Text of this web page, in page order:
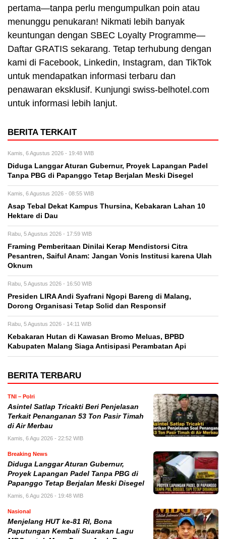
pertama—tanpa perlu mengumpulkan poin atau
menunggu penukaran! Nikmati lebih banyak
keuntungan dengan SBEC Loyalty Programme—
Daftar GRATIS sekarang. Tetap terhubung dengan
kami di Facebook, Linkedin, Instagram, dan TikTok
untuk mendapatkan informasi terbaru dan
penawaran eksklusif. Kunjungi swiss-belhotel.com
untuk informasi lebih lanjut.
BERITA TERKAIT
Kamis, 6 Agustus 2026 - 19:48 WIB
Diduga Langgar Aturan Gubernur, Proyek Lapangan Padel
Tanpa PBG di Papanggo Tetap Berjalan Meski Disegel
Kamis, 6 Agustus 2026 - 08:55 WIB
Asap Tebal Dekat Kampus Thursina, Kebakaran Lahan 10
Hektare di Dau
Rabu, 5 Agustus 2026 - 17:59 WIB
Framing Pemberitaan Dinilai Kerap Mendistorsi Citra
Pesantren, Saiful Anam: Jangan Vonis Institusi karena Ulah
Oknum
Rabu, 5 Agustus 2026 - 16:50 WIB
Presiden LIRA Andi Syafrani Ngopi Bareng di Malang,
Dorong Organisasi Tetap Solid dan Responsif
Rabu, 5 Agustus 2026 - 14:11 WIB
Kebakaran Hutan di Kawasan Bromo Meluas, BPBD
Kabupaten Malang Siaga Antisipasi Perambatan Api
BERITA TERBARU
TNI – Polri
Asintel Satlap Tricakti Beri Penjelasan
Terkait Penanganan 53 Ton Pasir Timah
di Air Merbau
Kamis, 6 Agu 2026 - 22:52 WIB
Breaking News
Diduga Langgar Aturan Gubernur,
Proyek Lapangan Padel Tanpa PBG di
Papanggo Tetap Berjalan Meski Disegel
Kamis, 6 Agu 2026 - 19:48 WIB
Nasional
Menjelang HUT ke-81 RI, Bona
Paputungan Kembali Suarakan Lagu